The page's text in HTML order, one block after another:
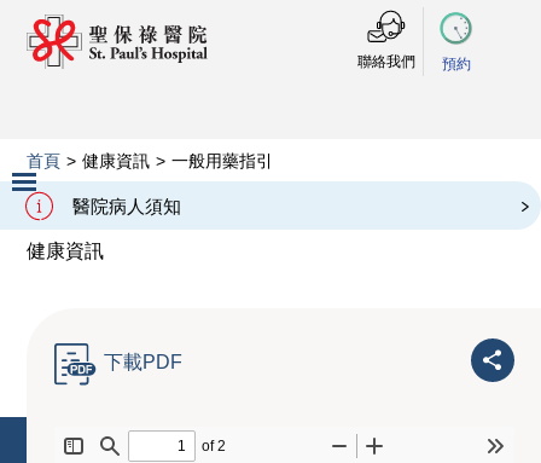
聯絡我們 預約
醫院病人須知
Slide 2 of 3.
首頁 > 健康資訊 > 一般用藥指引
一般用藥指引
健康資訊
下載PDF